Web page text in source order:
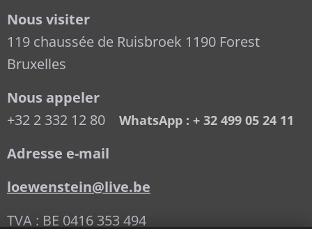
Nous visiter
119 chaussée de Ruisbroek 1190 Forest
Bruxelles
Nous appeler
+32 2 332 12 80 WhatsApp : + 32 499 05 24 11
Adresse e-mail
loewenstein@live.be
TVA : BE 0416 353 494